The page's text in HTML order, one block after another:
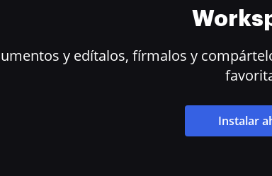
y edítalos, fírmalos y
Instalar